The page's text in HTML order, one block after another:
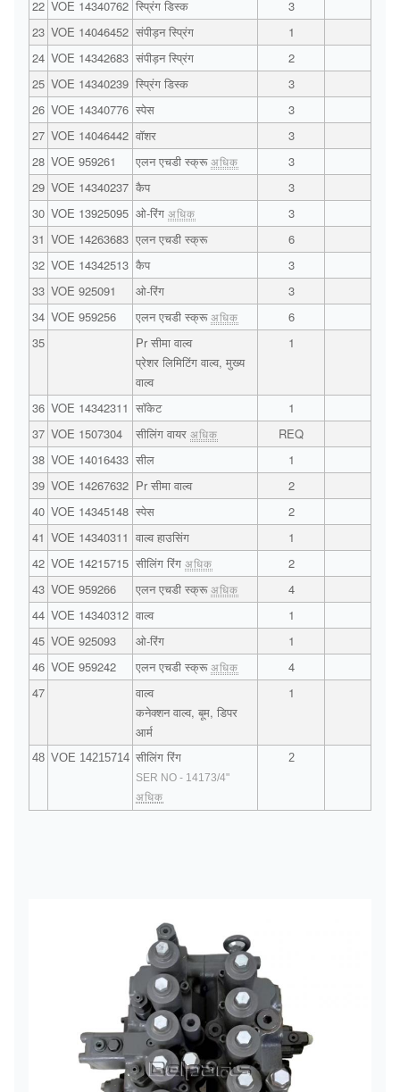
22 VOE 14340762 स्प्रिंग डिस्क
3
23 VOE 14046452 संपीड़न स्प्रिंग
1
24 VOE 14342683 संपीड़न स्प्रिंग
2
25 VOE 14340239 स्प्रिंग डिस्क
3
26 VOE 14340776 स्पेस
3
27 VOE 14046442 वॉशर
3
28 VOE 959261 एलन एचडी स्क्रूअधिक
3
29 VOE 14340237 कैप
3
30 VOE 13925095 ओ-रिंग अधिक
3
31 VOE 14263683 एलन एचडी स्क्रू
6
32 VOE 14342513 कैप
3
33 VOE 925091 ओ-रिंग
3
34 VOE 959256 एलन एचडी स्क्रूअधिक
6
35
Pr सीमा वाल्व
प्रेशर लिमिटिंग वाल्व, मुख्य
वाल्व
1
36 VOE 14342311 सॉकेट
1
37 VOE 1507304 सीलिंग वायर अधिक
REQ
38 VOE 14016433 सील
1
39 VOE 14267632 Pr सीमा वाल्व
2
40 VOE 14345148 स्पेस
2
41 VOE 14340311 वाल्व हाउसिंग
1
42 VOE 14215715 सीलिंग रिंग अधिक
2
43 VOE 959266 एलन एचडी स्क्रूअधिक
4
44 VOE 14340312 वाल्व
1
45 VOE 925093 ओ-रिंग
1
46 VOE 959242 एलन एचडी स्क्रूअधिक
4
47
वाल्व
कनेक्शन वाल्व, बूम, डिपर
आर्म
1
48 VOE 14215714 सीलिंग रिंग
SER NO - 14173/4"
अधिक
2